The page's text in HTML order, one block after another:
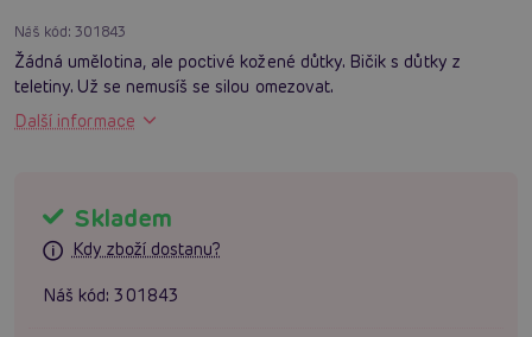
Náš kód:301843
Žádná umělotina, ale poctivé kožené důtky. Bičik s důtky z
teletiny. Už se nemusíš se silou omezovat.
Další informace
Skladem
Kdy zboží dostanu?
Náš kód: 301843